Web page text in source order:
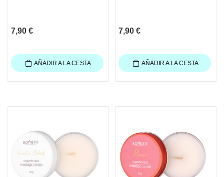
7,90 €
AÑADIR A LA CESTA
7,90 €
AÑADIR A LA CESTA